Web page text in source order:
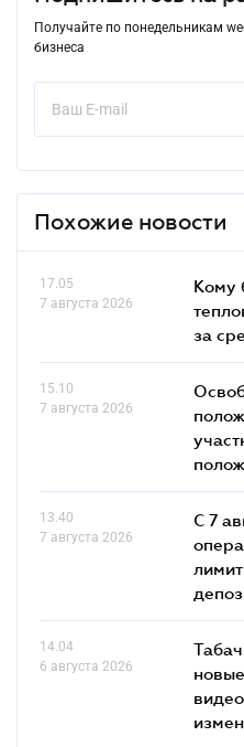
Получайте по понедельникам
бизнеса
Похожие новости
17.05
7 августа 2026
Кому
за
15.10
7 августа 2026
13.40
7 августа 2026
С 7
14.04
6 августа 2026